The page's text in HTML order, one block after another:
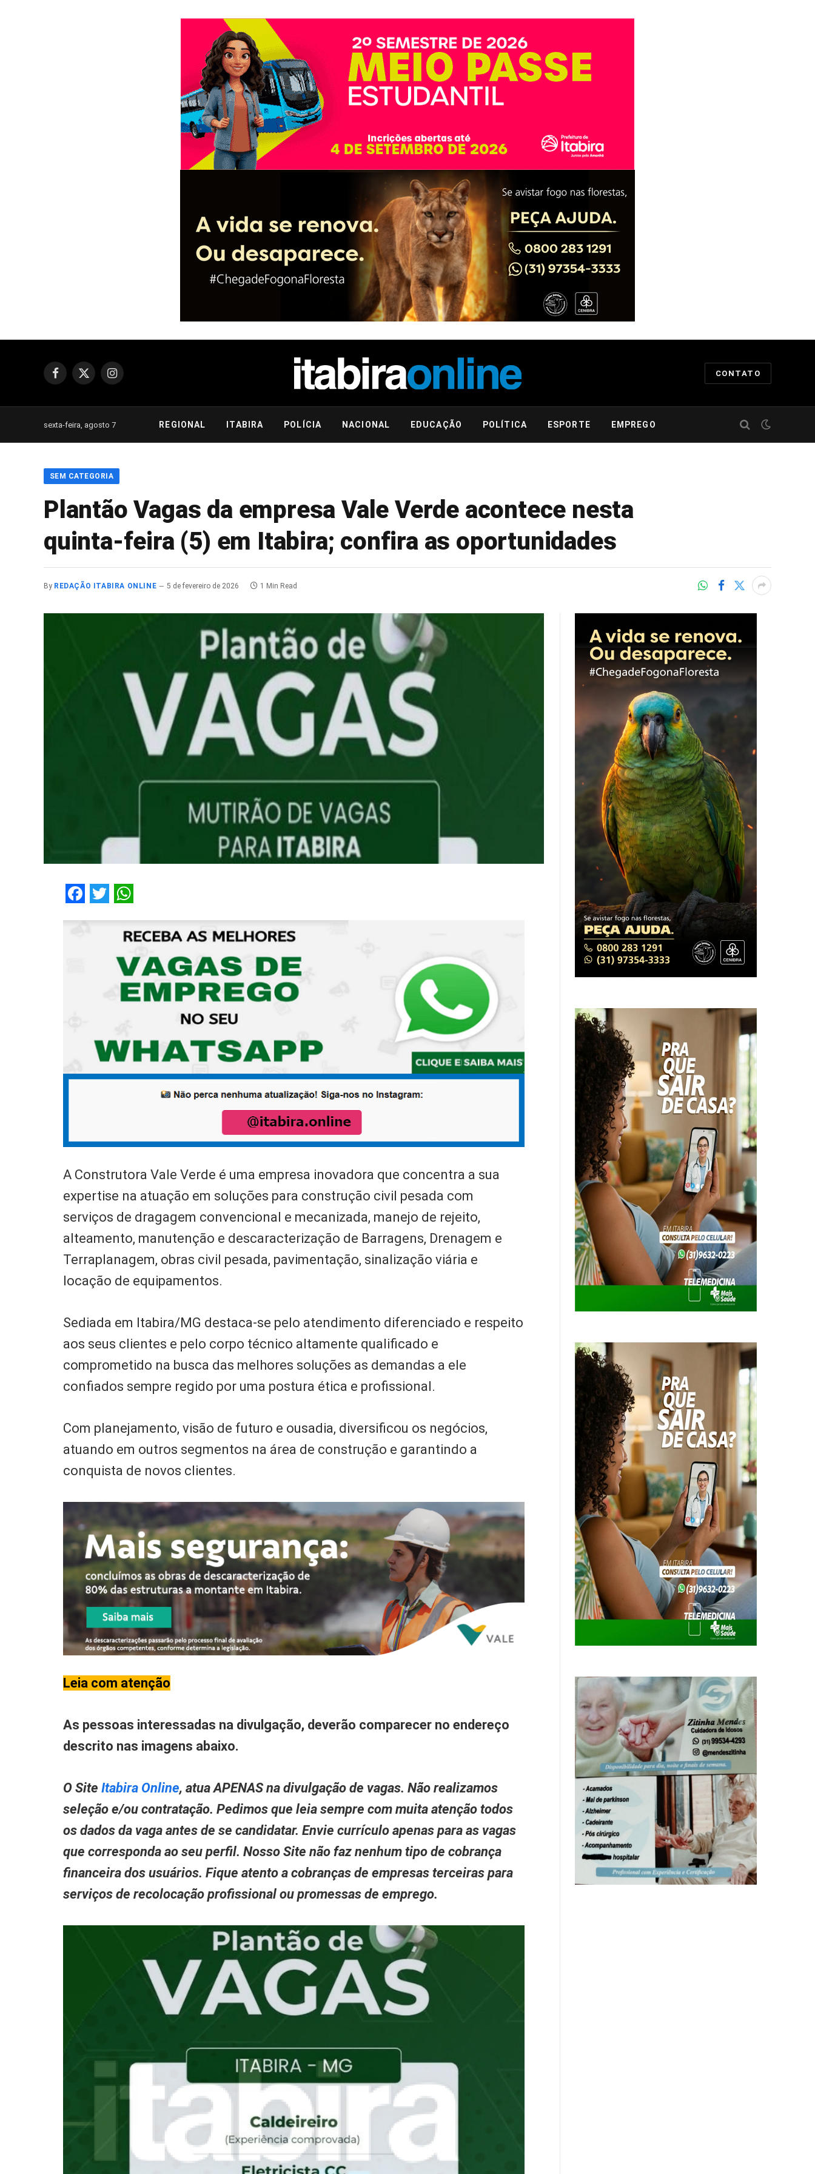
Facebook
X
Instagram
CONTATO
sexta-feira, agosto 7 REGIONAL ITABIRA POLÍCIA NACIONAL EDUCAÇÃO POLÍTICA ESPORTE EMPREGO
SEM CATEGORIA
Plantão Vagas da empresa Vale Verde acontece nesta
quinta-feira (5) em Itabira; confira as oportunidades
By REDAÇÃO ITABIRA ONLINE 5 de fevereiro de 2026 1 Min Read
A Construtora Vale Verde é uma empresa inovadora que concentra a sua
expertise na atuação em soluções para construção civil pesada com
serviços de dragagem convencional e mecanizada, manejo de rejeito,
alteamento, manutenção e descaracterização de Barragens, Drenagem e
Terraplanagem, obras civil pesada, pavimentação, sinalização viária e
locação de equipamentos.
Sediada em Itabira/MG destaca-se pelo atendimento diferenciado e respeito
aos seus clientes e pelo corpo técnico altamente qualificado e
comprometido na busca das melhores soluções as demandas a ele
confiados sempre regido por uma postura ética e profissional.
Com planejamento, visão de futuro e ousadia, diversificou os negócios,
atuando em outros segmentos na área de construção e garantindo a
conquista de novos clientes.
Leia com atenção
As pessoas interessadas na divulgação, deverão comparecer no endereço
descrito nas imagens abaixo.
O Site Itabira Online, atua APENAS na divulgação de vagas. Não realizamos
seleção e/ou contratação. Pedimos que leia sempre com muita atenção todos
os dados da vaga antes de se candidatar. Envie currículo apenas para as vagas
que corresponda ao seu perfil. Nosso Site não faz nenhum tipo de cobrança
financeira dos usuários. Fique atento a cobranças de empresas terceiras para
serviços de recolocação profissional ou promessas de emprego.